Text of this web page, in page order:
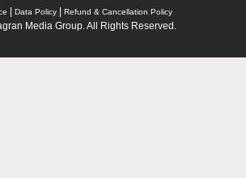
Data Policy Refund & Cancellation Policy
Media Group. All Rights Reserved.